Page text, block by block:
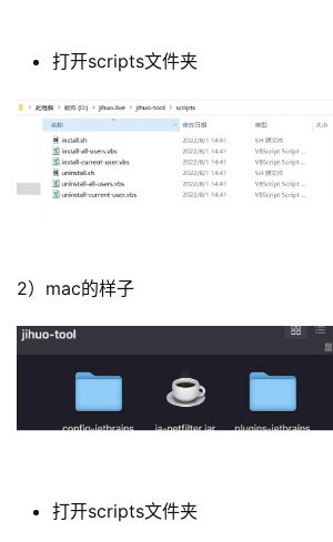
打开scripts文件夹
2）mac的样子
打开scripts文件夹